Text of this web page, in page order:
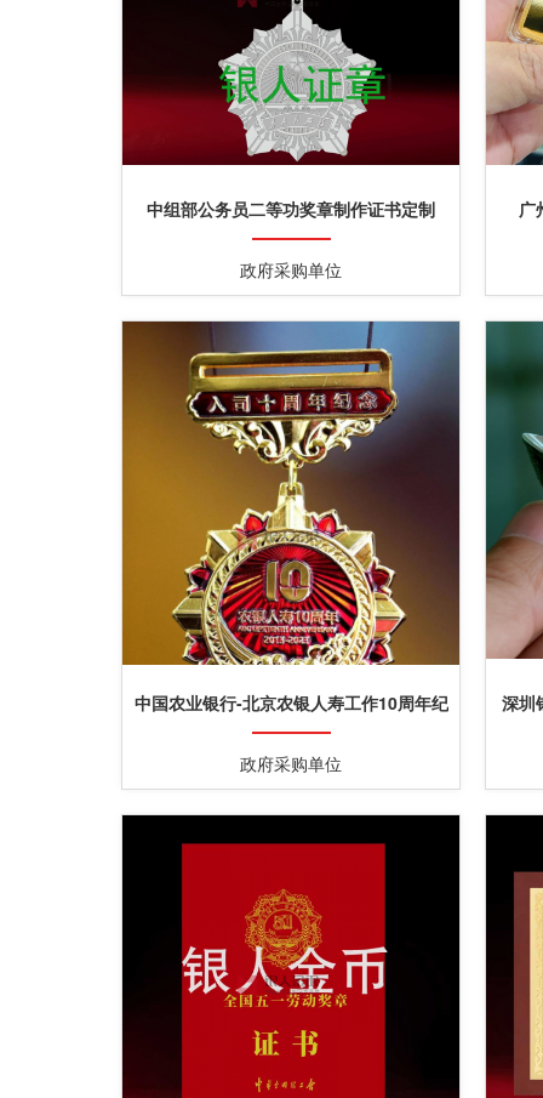
中组部公务员二等功奖章制作证书定制
政府采购单位
广
中国农业银行-北京农银人寿工作10周年纪
念金牌纪念银牌定制
政府采购单位
深圳